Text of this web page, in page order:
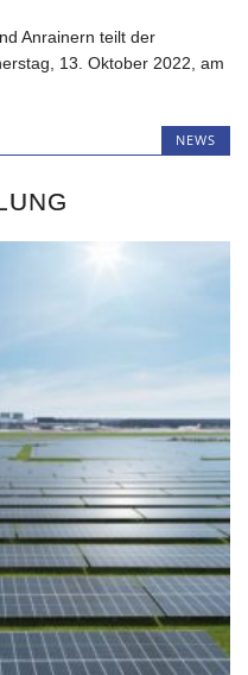
Anrainern teilt der
13. Oktober 2022, am
NEWS